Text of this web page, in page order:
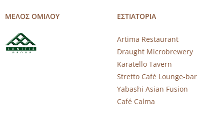
ΜΕΛΟΣ ΟΜΙΛΟΥ ΕΣΤΙΑΤΟΡΙΑ
Artima Restaurant
Draught Microbrewery
Karatello Tavern
Stretto Café Lounge-bar
Yabashi Asian Fusion
Café Calma